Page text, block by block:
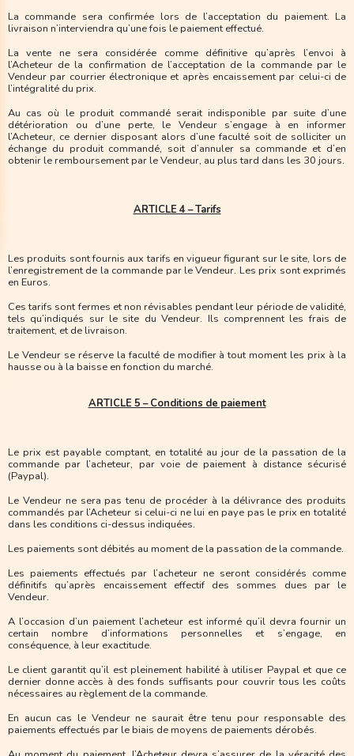
La commande sera confirmée lors de l’acceptation du paiement. La
livraison n’interviendra qu’une fois le paiement effectué.
La vente ne sera considérée comme définitive qu’après l’envoi à
l’Acheteur de la confirmation de l’acceptation de la commande par le
Vendeur par courrier électronique et après encaissement par celui-ci de
l’intégralité du prix.
Au cas où le produit commandé serait indisponible par suite d’une
détérioration ou d’une perte, le Vendeur s’engage à en informer
l’Acheteur, ce dernier disposant alors d’une faculté soit de solliciter un
échange du produit commandé, soit d’annuler sa commande et d’en
obtenir le remboursement par le Vendeur, au plus tard dans les 30 jours.
ARTICLE 4 – Tarifs
Les produits sont fournis aux tarifs en vigueur figurant sur le site, lors de
l’enregistrement de la commande par le Vendeur. Les prix sont exprimés
en Euros.
Ces tarifs sont fermes et non révisables pendant leur période de validité,
tels qu’indiqués sur le site du Vendeur. Ils comprennent les frais de
traitement, et de livraison.
Le Vendeur se réserve la faculté de modifier à tout moment les prix à la
hausse ou à la baisse en fonction du marché.
ARTICLE 5 – Conditions de paiement
Le prix est payable comptant, en totalité au jour de la passation de la
commande par l’acheteur, par voie de paiement à distance sécurisé
(Paypal).
Le Vendeur ne sera pas tenu de procéder à la délivrance des produits
commandés par l’Acheteur si celui-ci ne lui en paye pas le prix en totalité
dans les conditions ci-dessus indiquées.
Les paiements sont débités au moment de la passation de la commande.
Les paiements effectués par l’acheteur ne seront considérés comme
définitifs qu’après encaissement effectif des sommes dues par le
Vendeur.
A l’occasion d’un paiement l’acheteur est informé qu’il devra fournir un
certain nombre d’informations personnelles et s’engage, en
conséquence, à leur exactitude.
Le client garantit qu’il est pleinement habilité à utiliser Paypal et que ce
dernier donne accès à des fonds suffisants pour couvrir tous les coûts
nécessaires au règlement de la commande.
En aucun cas le Vendeur ne saurait être tenu pour responsable des
paiements effectués par le biais de moyens de paiements dérobés.